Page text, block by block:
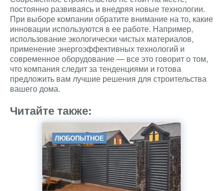
постоянно развиваясь и внедряя новые технологии.
При выборе компании обратите внимание на то, какие
инновации используются в ее работе. Например,
использование экологически чистых материалов,
применение энергоэффективных технологий и
современное оборудование — все это говорит о том,
что компания следит за тенденциями и готова
предложить вам лучшие решения для строительства
вашего дома.
Читайте также:
ЛЮБОПЫТНОЕ